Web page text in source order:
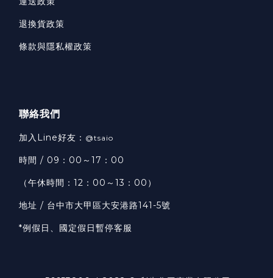
退換貨政策
條款與隱私權政策
聯絡我們
加入Line好友： @tsaio
時間 / 09：00～17：00
（午休時間：12：00～13：00）
地址 / 台中市大甲區大安港路141-5號
*例假日、國定假日暫停客服